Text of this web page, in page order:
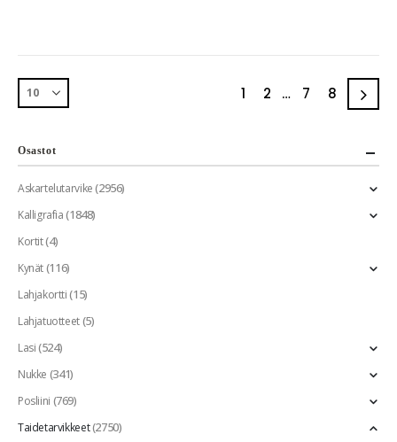
1 2 … 7 8
Osastot
Askartelutarvike(2956)
Kalligrafia(1848)
Kortit(4)
Kynät(116)
Lahjakortti(15)
Lahjatuotteet(5)
Lasi(524)
Nukke (341)
Posliini (769)
Taidetarvikkeet(2750)